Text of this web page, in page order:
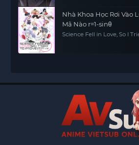
Nhà Khoa Học Rơi Vào
Mã Nào r=1-sinθ
Science Fell in Love, So I